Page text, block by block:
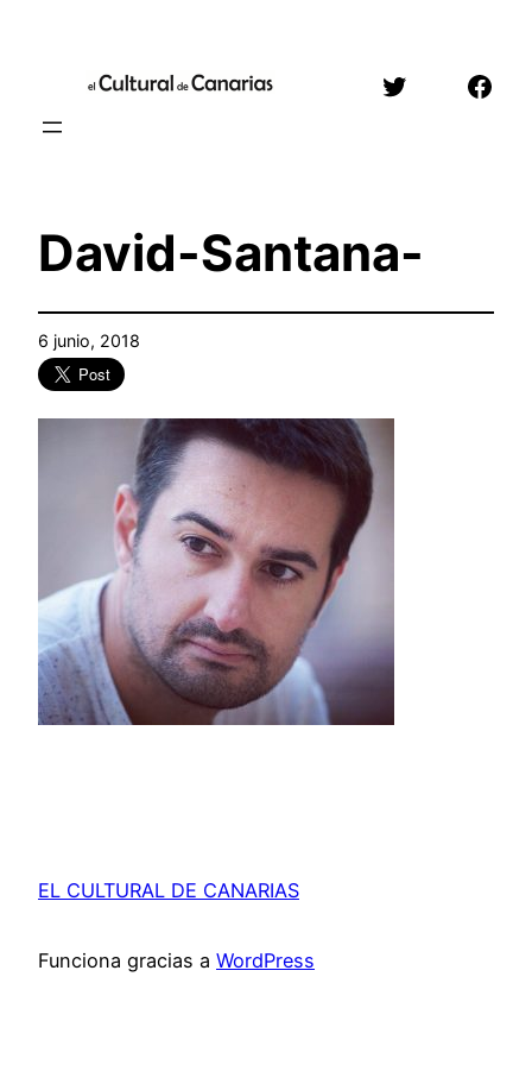
contenido
Twitter
David-Santana-
6 junio, 2018
EL CULTURAL DE CANARIAS
Funciona gracias a WordPress